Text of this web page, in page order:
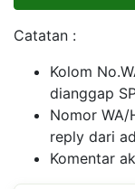
Catatan :
Kolom
dianggap
Nomor WA/
reply dari
Komentar